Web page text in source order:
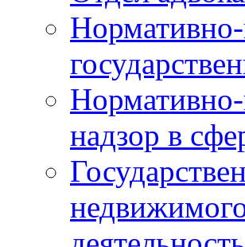
Нормативно-
Нормативно-
надзор в